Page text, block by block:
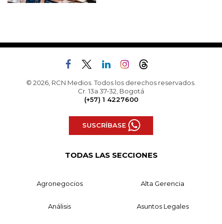
© 2026, RCN Medios. Todos los derechos reservados.
Cr. 13a 37-32, Bogotá
(+57) 1 4227600
SUSCRÍBASE
TODAS LAS SECCIONES
Agronegocios Alta Gerencia
Análisis Asuntos Legales